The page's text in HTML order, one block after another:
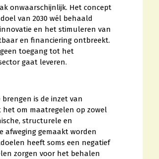
onwaarschijnlijk. Het concept
van 2030 wél behaald
en het stimuleren van
en financiering ontbreekt.
toegang tot het
gaat leveren.
is de inzet van
het om maatregelen op zowel
structurele en
afweging gemaakt worden
heeft soms een negatief
zorgen voor het behalen